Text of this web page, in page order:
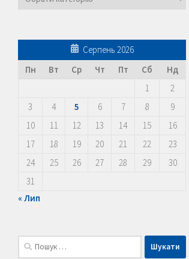
Серпень 2026
Пн
Вт Ср Чт Пт Сб
Нд
1
2
3
4 5 6 7 8
9
10
11 12 13 14 15
16
17
18 19 20 21 22
23
24
25 26 27 28 29
30
31
« Лип
Пошук: